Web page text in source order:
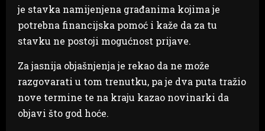
je stavka namijenjena građanima kojima je
potrebna financijska pomoć i kaže da za tu
stavku ne postoji mogućnost prijave.
Za jasnija objašnjenja je rekao da ne može
razgovarati u tom trenutku, pa je dva puta tražio
nove termine te na kraju kazao novinarki da
objavi što god hoće.